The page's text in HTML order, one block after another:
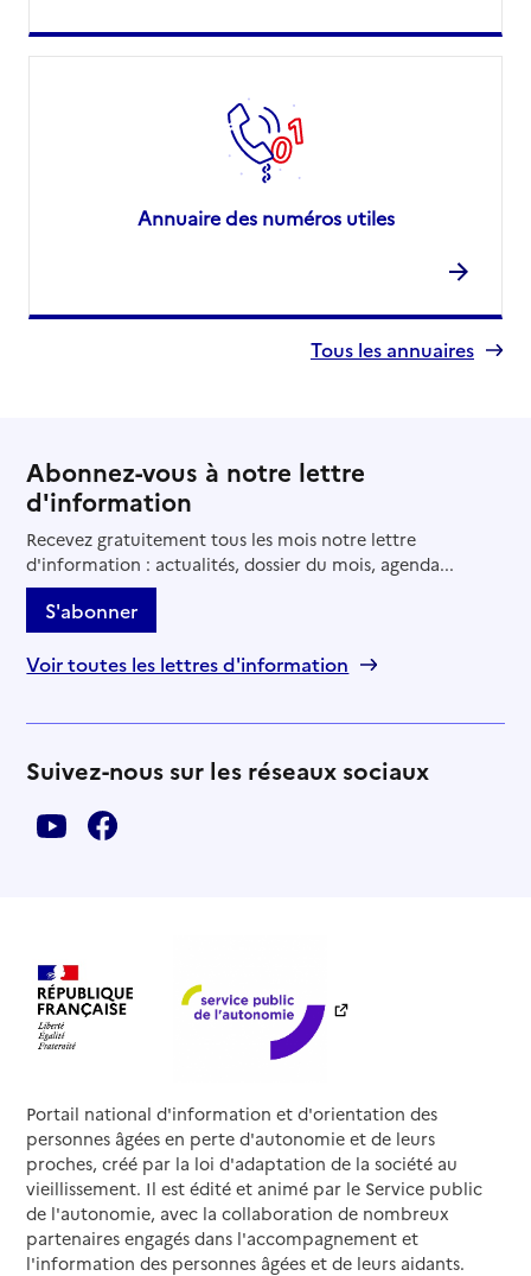
Annuaire des numéros utiles
Tous les annuaires
Abonnez-vous à notre lettre
d'information
Recevez gratuitement tous les mois notre lettre
d'information : actualités, dossier du mois, agenda...
S'abonner
Voir toutes les lettres d'information
Suivez-nous sur les réseaux sociaux
Portail national d'information et d'orientation des
personnes âgées en perte d'autonomie et de leurs
proches, créé par la loi d'adaptation de la société au
vieillissement. Il est édité et animé par le Service public
de l'autonomie, avec la collaboration de nombreux
partenaires engagés dans l'accompagnement et
l'information des personnes âgées et de leurs aidants.